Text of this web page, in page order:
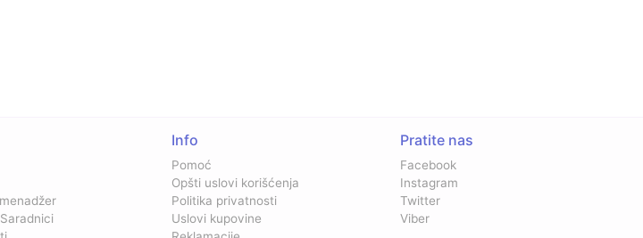
Info
Pomoć
Opšti uslovi korišćenja
Politika privatnosti
Uslovi kupovine
Pratite nas
Facebook
Instagram
Twitter
Viber